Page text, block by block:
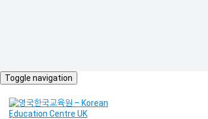
Toggle navigation